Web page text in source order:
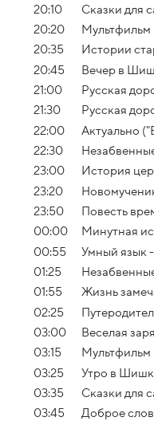
20:10
Сказки для
20:20
Мультфильм
20:35
Истории
20:45
Вечер в
21:00
Русская
21:30
Русская
22:00
Актуально
22:30
23:00
История
23:20
23:50
Повесть
00:00
Минутная
00:55
Умный язык
01:25
01:55
Жизнь
02:25
03:00
Веселая
03:15
Мультфильм
03:25
Утро в
03:35
Сказки для
03:45
Доброе